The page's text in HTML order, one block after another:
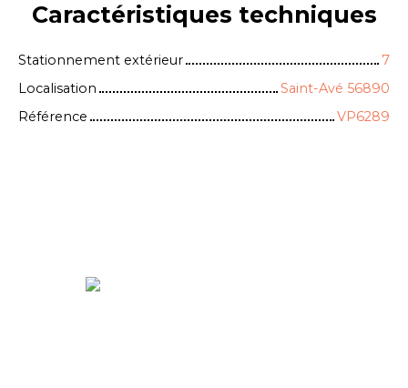
Caractéristiques techniques
Stationnement extérieur
7
Localisation
Saint-Avé 56890
Référence
VP6289